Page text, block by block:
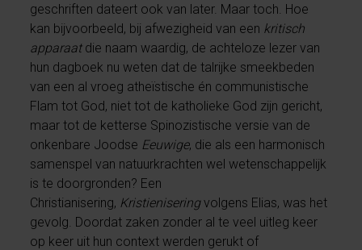
geschriften dateert ook van later. Maar toch. Hoe
kan bijvoorbeeld, bij afwezigheid van een kritisch
apparaatdie naam waardig, de achteloze lezer van
hun dagboek nu weten dat de talrijke smeekbeden
van een al vroeg atheïstische én communistische
Flam tot God, niet tot de katholieke God zijn gericht,
maar tot de ketterse Spinozistische versie van de
onkenbare Joodse Eeuwige, die als een harmonisch
samenspel van natuurkrachten wel wetenschappelijk
is te doorgronden? Een
Christianisering, Kristieniseringvolgens Elias, was het
gevolg. Doordat zaken zonder al te veel uitleg keer
op keer uit hun context werden gerukt of